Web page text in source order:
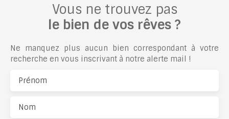
Vous ne trouvez pas
le bien de vos rêves ?
Ne manquez plus aucun bien correspondant à votre
recherche en vous inscrivant à notre alerte mail !
Prénom
Nom